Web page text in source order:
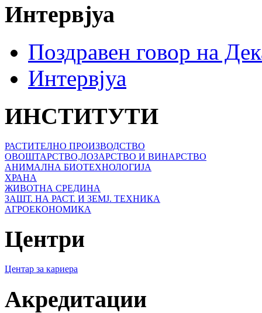
Интервјуа
Поздравен говор на
Интервјуа
ИНСТИТУТИ
РАСТИТЕЛНО ПРОИЗВОДСТВО
ОВОШТАРСТВО,ЛОЗАРСТВО И ВИНАРСТВО
АНИМАЛНА БИОТЕХНОЛОГИЈА
ХРАНА
ЖИВОТНА СРЕДИНА
ЗАШТ. НА РАСТ. И ЗЕМЈ. ТЕХНИКА
АГРОЕКОНОМИКА
Центри
Центар за кариера
Акредитации